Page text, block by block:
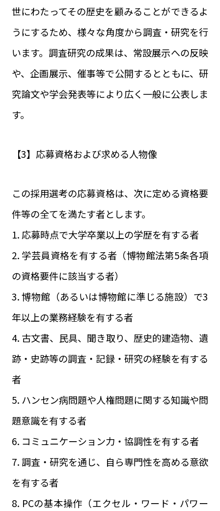
世にわたってその歴史を顧みることができるよ
うにするため、様々な角度から調査・研究を行
います。調査研究の成果は、常設展示への反映
や、企画展示、催事等で公開するとともに、研
究論文や学会発表等により広く一般に公表しま
す。
【3】応募資格および求める人物像
この採用選考の応募資格は、次に定める資格要
件等の全てを満たす者とします。
1. 応募時点で大学卒業以上の学歴を有する者
2. 学芸員資格を有する者（博物館法第5条各項
の資格要件に該当する者）
3. 博物館（あるいは博物館に準じる施設）で3
年以上の業務経験を有する者
4. 古文書、民具、聞き取り、歴史的建造物、遺
跡・史跡等の調査・記録・研究の経験を有する
者
5. ハンセン病問題や人権問題に関する知識や問
題意識を有する者
6. コミュニケーション力・協調性を有する者
7. 調査・研究を通じ、自ら専門性を高める意欲
を有する者
8. PCの基本操作（エクセル・ワード・パワー